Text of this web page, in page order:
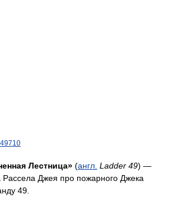
Лестница» (англ. Ladder 49) —
Джея про пожарного Джека
49.